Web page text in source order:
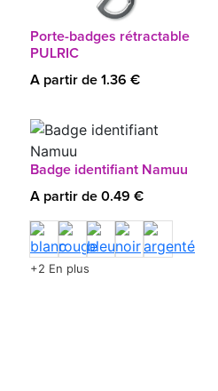
Porte-badges rétractable
PULRIC
A partir de 1.36 €
Badge identifiant Namuu
A partir de 0.49 €
+2 En plus